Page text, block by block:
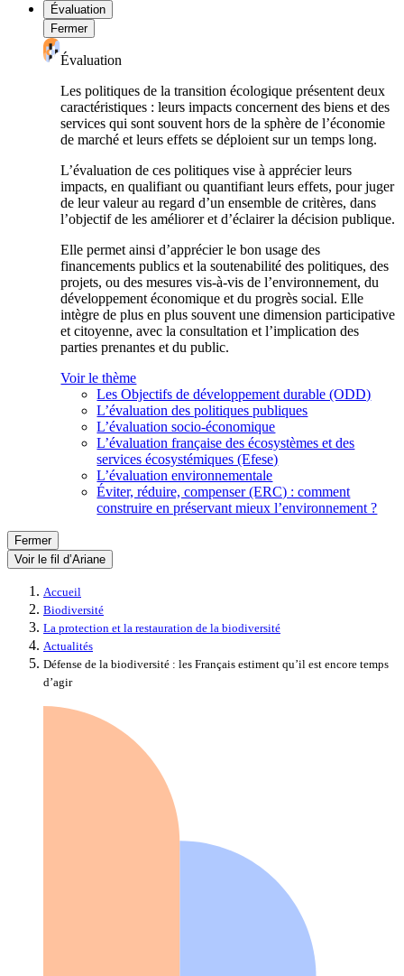
Évaluation
Fermer
Évaluation
Les politiques de la transition écologique présentent deux
caractéristiques : leurs impacts concernent des biens et des
services qui sont souvent hors de la sphère de l’économie
de marché et leurs effets se déploient sur un temps long.
L’évaluation de ces politiques vise à apprécier leurs
impacts, en qualifiant ou quantifiant leurs effets, pour juger
de leur valeur au regard d’un ensemble de critères, dans
l’objectif de les améliorer et d’éclairer la décision publique.
Elle permet ainsi d’apprécier le bon usage des
financements publics et la soutenabilité des politiques, des
projets, ou des mesures vis-à-vis de l’environnement, du
développement économique et du progrès social. Elle
intègre de plus en plus souvent une dimension participative
et citoyenne, avec la consultation et l’implication des
parties prenantes et du public.
Voir le thème
Les Objectifs de développement durable (ODD)
L’évaluation des politiques publiques
L’évaluation socio-économique
L’évaluation française des écosystèmes et des
services écosystémiques (Efese)
L’évaluation environnementale
Éviter, réduire, compenser (ERC) : comment
construire en préservant mieux l’environnement ?
Fermer
Voir le fil d’Ariane
Accueil
Biodiversité
La protection et la restauration de la biodiversité
Actualités
Défense de la biodiversité : les Français estiment qu’il est encore temps
d’agir